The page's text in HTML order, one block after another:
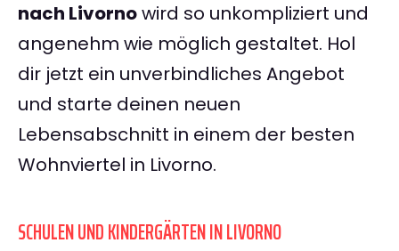
nach Livornowird so unkompliziert und
angenehm wie möglich gestaltet. Hol
dir jetzt ein unverbindliches Angebot
und starte deinen neuen
Lebensabschnitt in einem der besten
Wohnviertel in Livorno.
SCHULEN UND KINDERGÄRTEN IN LIVORNO